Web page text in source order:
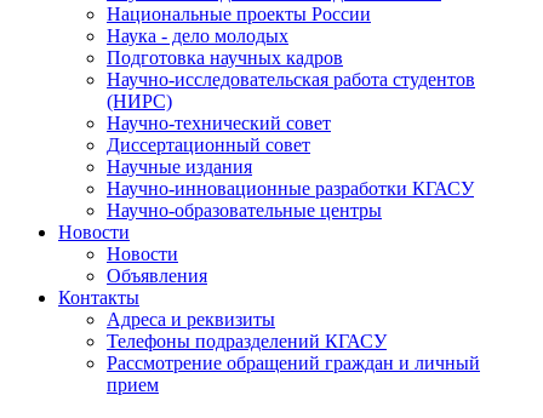
Национальные проекты России
Наука - дело молодых
Подготовка научных кадров
Научно-исследовательская работа студентов
(НИРС)
Научно-технический совет
Диссертационный совет
Научные издания
Научно-инновационные разработки КГАСУ
Научно-образовательные центры
Новости
Новости
Объявления
Контакты
Адреса и реквизиты
Телефоны подразделений КГАСУ
Рассмотрение обращений граждан и личный
прием